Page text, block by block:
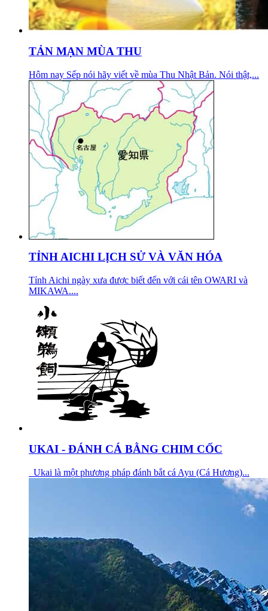
TẢN MẠN MÙA THU
Hôm nay Sếp nói hãy viết về mùa Thu Nhật Bản. Nói thật,...
TỈNH AICHI LỊCH SỬ VÀ VĂN HÓA
Tỉnh Aichi ngày xưa được biết đến với cái tên OWARI và
MIKAWA....
UKAI - ĐÁNH CÁ BẰNG CHIM CỐC
Ukai là một phương pháp đánh bắt cá Ayu (Cá Hương)...